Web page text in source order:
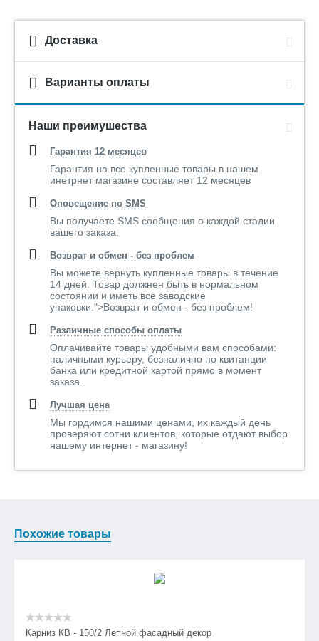
Доставка
Варианты оплаты
Наши преимушества
Гарантия 12 месяцев
Гарантия на все купленные товары в нашем
инетрнет магазине составляет 12 месяцев
Оповещение по SMS
Вы получаете SMS сообщения о каждой стадии
вашего заказа.
Возврат и обмен - без проблем
Вы можете вернуть купленные товары в течение
14 дней. Товар должнен быть в нормальном
состоянии и иметь все заводские
упаковки.">Возврат и обмен - без проблем!
Различные способы оплаты
Оплачивайте товары удобными вам способами:
наличными курьеру, безналично по квитанции
банка или кредитной картой прямо в момент
заказа..
Лучшая цена
Мы гордимся нашими ценами, их каждый день
проверяют сотни клиентов, которые отдают выбор
нашему интернет - магазину!
Похожие товары
Карниз КВ - 150/2 Лепной фасадный декор